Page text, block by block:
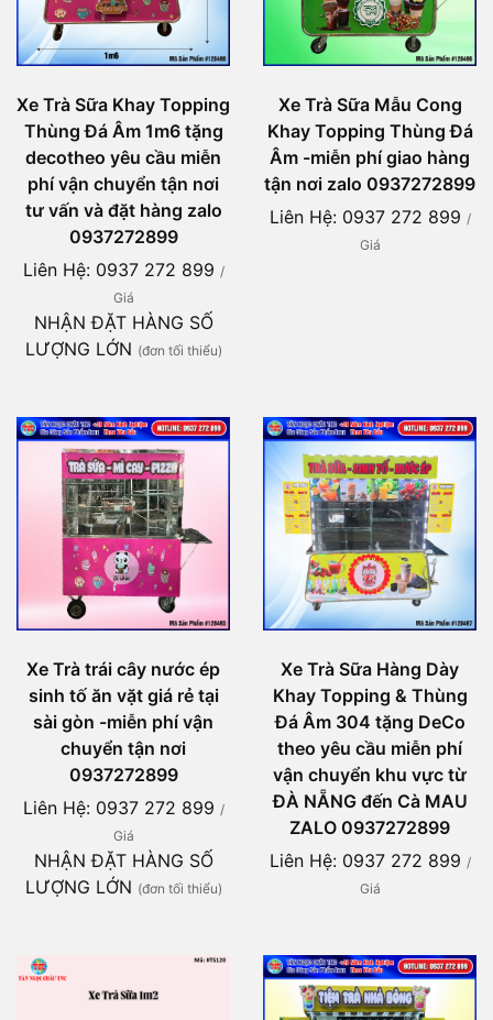
Xe Trà Sữa Khay Topping
Thùng Đá Âm 1m6 tặng
decotheo yêu cầu miễn
phí vận chuyển tận nơi
tư vấn và đặt hàng zalo
0937272899
Liên Hệ: 0937 272 899 /
Giá
NHẬN ĐẶT HÀNG SỐ
LƯỢNG LỚN (đơn tối thiểu)
Xe Trà Sữa Mẫu Cong
Khay Topping Thùng Đá
Âm -miễn phí giao hàng
tận nơi zalo 0937272899
Liên Hệ: 0937 272 899 /
Giá
Xe Trà trái cây nước ép
sinh tố ăn vặt giá rẻ tại
sài gòn -miễn phí vận
chuyển tận nơi
0937272899
Liên Hệ: 0937 272 899 /
Giá
NHẬN ĐẶT HÀNG SỐ
LƯỢNG LỚN (đơn tối thiểu)
Xe Trà Sữa Hàng Dày
Khay Topping & Thùng
Đá Âm 304 tặng DeCo
theo yêu cầu miễn phí
vận chuyển khu vực từ
ĐÀ NẴNG đến Cà MAU
ZALO 0937272899
Liên Hệ: 0937 272 899 /
Giá